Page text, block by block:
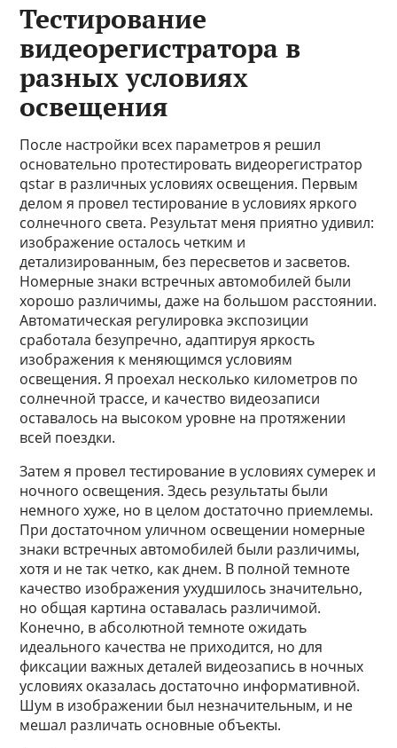
Тестирование
видеорегистратора в
разных условиях
освещения
После настройки всех параметров я решил
основательно протестировать видеорегистратор
qstar в различных условиях освещения. Первым
делом я провел тестирование в условиях яркого
солнечного света. Результат меня приятно удивил:
изображение осталось четким и
детализированным, без пересветов и засветов.
Номерные знаки встречных автомобилей были
хорошо различимы, даже на большом расстоянии.
Автоматическая регулировка экспозиции
сработала безупречно, адаптируя яркость
изображения к меняющимся условиям
освещения. Я проехал несколько километров по
солнечной трассе, и качество видеозаписи
оставалось на высоком уровне на протяжении
всей поездки.
Затем я провел тестирование в условиях сумерек и
ночного освещения. Здесь результаты были
немного хуже, но в целом достаточно приемлемы.
При достаточном уличном освещении номерные
знаки встречных автомобилей были различимы,
хотя и не так четко, как днем. В полной темноте
качество изображения ухудшилось значительно,
но общая картина оставалась различимой.
Конечно, в абсолютной темноте ожидать
идеального качества не приходится, но для
фиксации важных деталей видеозапись в ночных
условиях оказалась достаточно информативной.
Шум в изображении был незначительным, и не
мешал различать основные объекты.